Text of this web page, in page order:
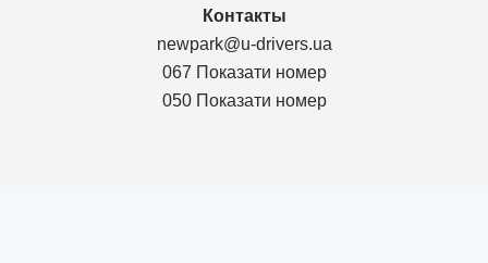
Контакты
newpark@u-drivers.ua
067 Показати номер
050 Показати номер